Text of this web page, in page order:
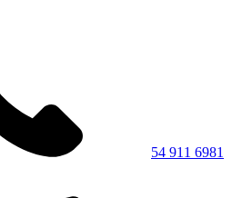
54 911 6981